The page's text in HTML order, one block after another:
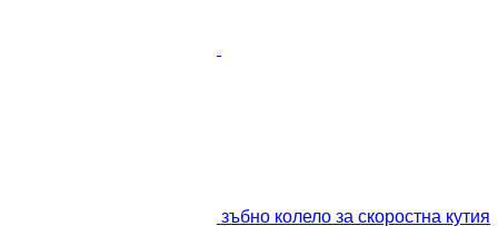
зъбно колело за скоростна кутия